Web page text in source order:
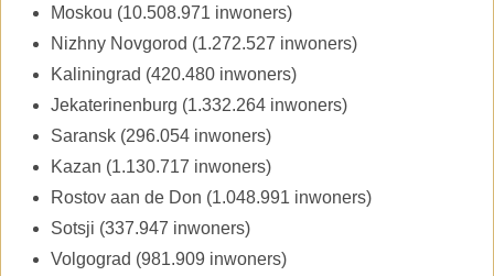
Moskou (10.508.971 inwoners)
Nizhny Novgorod (1.272.527 inwoners)
Kaliningrad (420.480 inwoners)
Jekaterinenburg (1.332.264 inwoners)
Saransk (296.054 inwoners)
Kazan (1.130.717 inwoners)
Rostov aan de Don (1.048.991 inwoners)
Sotsji (337.947 inwoners)
Volgograd (981.909 inwoners)